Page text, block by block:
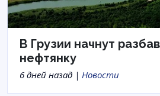
В Грузии начнут
нефтянку
6 дней назад | Новости